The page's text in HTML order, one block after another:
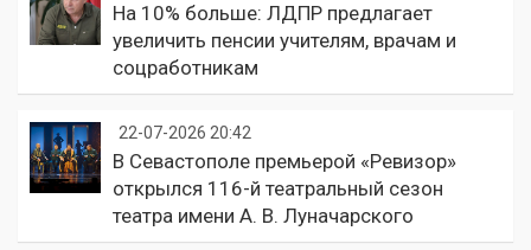
На 10% больше: ЛДПР предлагает
увеличить пенсии учителям, врачам и
соцработникам
22-07-2026 20:42
В Севастополе премьерой «Ревизор»
открылся 116-й театральный сезон
театра имени А. В. Луначарского